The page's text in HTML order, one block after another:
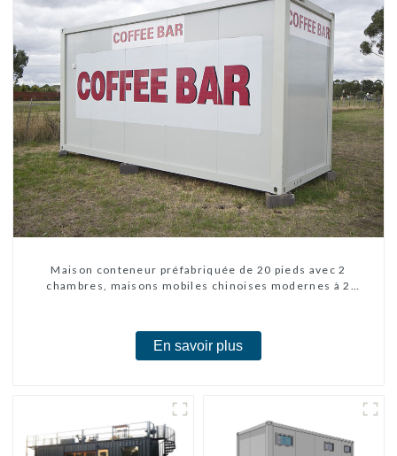
Maison conteneur préfabriquée de 20 pieds avec 2
chambres, maisons mobiles chinoises modernes à 2
En savoir plus